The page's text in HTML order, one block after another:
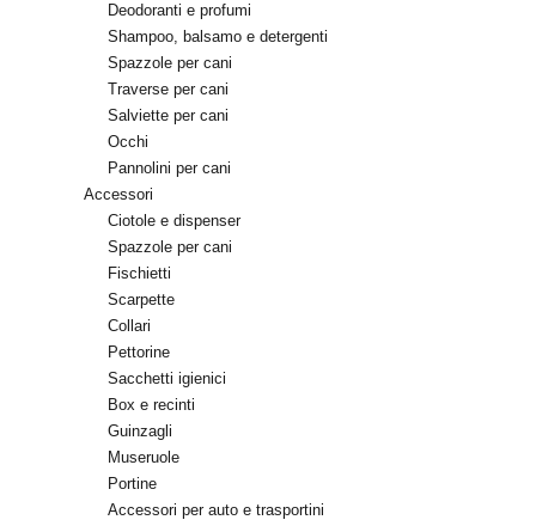
Deodoranti e profumi
Shampoo, balsamo e detergenti
Spazzole per cani
Traverse per cani
Salviette per cani
Occhi
Pannolini per cani
Accessori
Ciotole e dispenser
Spazzole per cani
Fischietti
Scarpette
Collari
Pettorine
Sacchetti igienici
Box e recinti
Guinzagli
Museruole
Portine
Accessori per auto e trasportini